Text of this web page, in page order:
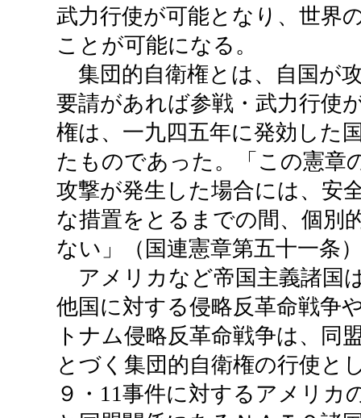
武力行使が可能となり、世界
ことが可能になる。
集団的自衛権とは、自国が
要請があれば参戦・武力行使
権は、一九四五年に発効した
たものであった。「この憲章
攻撃が発生した場合には、安
な措置をとるまでの間、個別
ない」（国連憲章第五十一条
アメリカなど帝国主義諸国
他国に対する侵略反革命戦争
トナム侵略反革命戦争は、同
とづく集団的自衛権の行使と
９・11事件に対するアメリカ